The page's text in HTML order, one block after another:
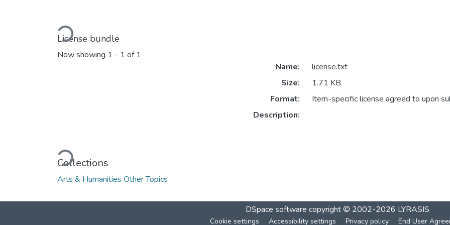
Loading...
License bundle
Now showing 1 - 1 of 1
Loading...
Name:
license.txt
Size:
1.71 KB
Format:
Item-specific license agreed to upon
Description:
Collections
Arts & Humanities Other Topics
DSpace software copyright © 2002-2026 LYRASIS
Cookie settings Accessibility settings Privacy policy End User